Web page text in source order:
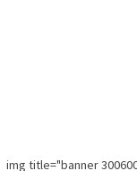
img title="banner